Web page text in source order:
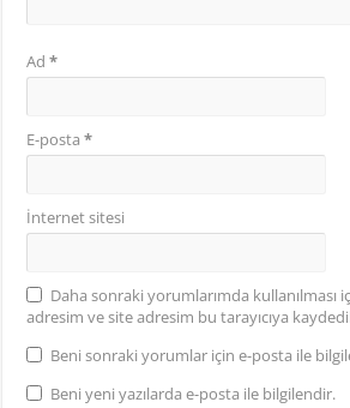
Ad*
E-posta*
İnternet sitesi
Daha sonraki yorumlarımda kullanılması
adresim ve site adresim bu tarayıcıya
Beni sonraki yorumlar için e-posta ile
Beni yeni yazılarda e-posta ile bilgilendir.